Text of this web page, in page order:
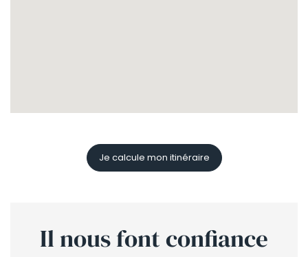
Je calcule mon itinéraire
Il nous fontconfiance